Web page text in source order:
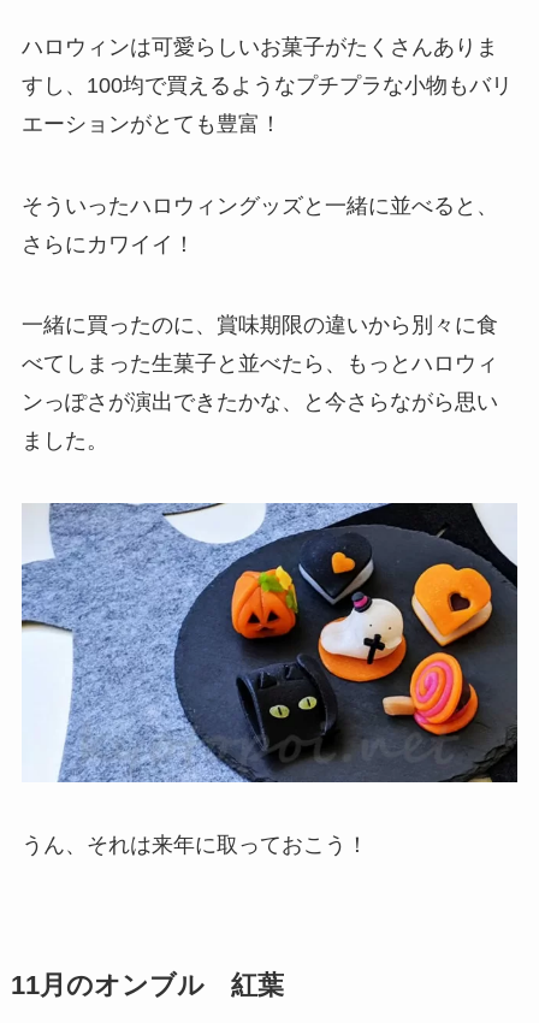
ハロウィンは可愛らしいお菓子がたくさんありま
すし、100均で買えるようなプチプラな小物もバリ
エーションがとても豊富！
そういったハロウィングッズと一緒に並べると、
さらにカワイイ！
一緒に買ったのに、賞味期限の違いから別々に食
べてしまった生菓子と並べたら、もっとハロウィ
ンっぽさが演出できたかな、と今さらながら思い
ました。
うん、それは来年に取っておこう！
11月のオンブル 紅葉